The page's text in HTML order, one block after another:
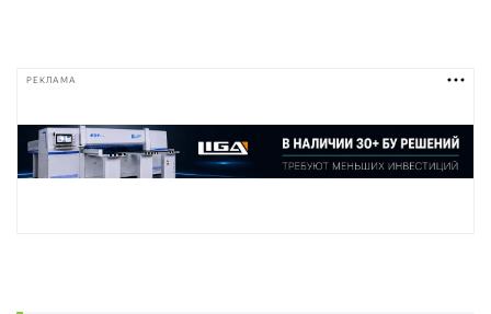
РЕКЛАМА